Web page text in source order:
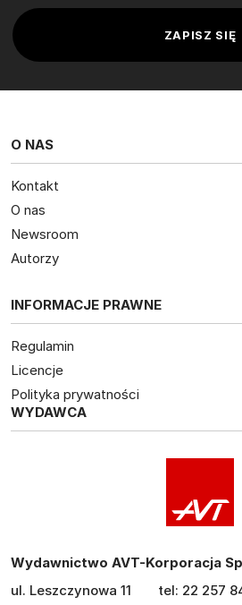
O NAS
Kontakt
O nas
Newsroom
Autorzy
INFORMACJE PRAWNE
Regulamin
Licencje
Polityka prywatności
WYDAWCA
Wydawnictwo AVT-Korporacja
ul. Leszczynowa 11
tel: 22 257